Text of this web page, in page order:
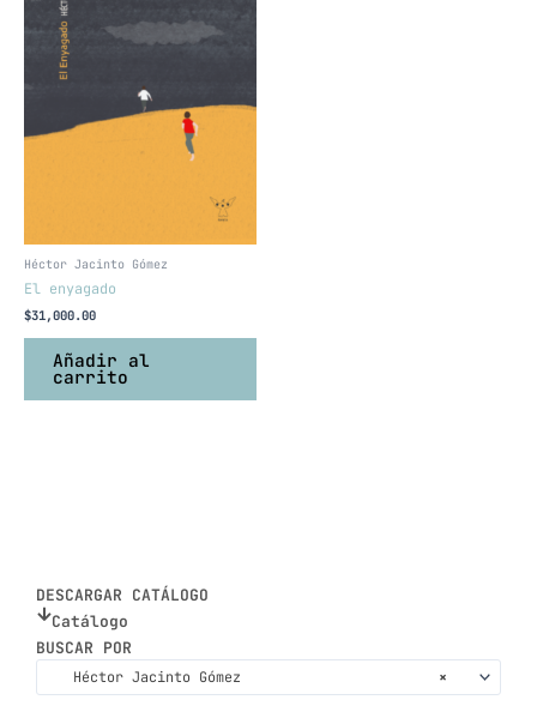
DESCARGAR CATÁLOGO
Catálogo
BUSCAR POR
×
Héctor Jacinto Gómez
Héctor Jacinto Gómez
El enyagado
$31,000.00
Añadir al
carrito